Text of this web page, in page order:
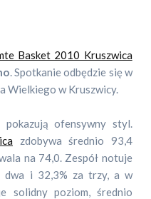
Basket 2010 Kruszwica
. Spotkanie odbędzie się w
Wielkiego w Kruszwicy.
ofensywny styl.
zdobywa średnio 93,4
na 74,0. Zespół notuje
dwa i 32,3% za trzy, a w
solidny poziom, średnio